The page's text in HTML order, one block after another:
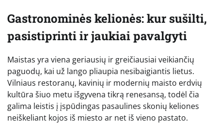
Gastronominės kelionės: kur sušilti,
pasistiprinti ir jaukiai pavalgyti
Maistas yra viena geriausių ir greičiausiai veikiančių
paguodų, kai už lango pliaupia nesibaigiantis lietus.
Vilniaus restoranų, kavinių ir modernių maisto erdvių
kultūra šiuo metu išgyvena tikrą renesansą, todėl čia
galima leistis į įspūdingas pasaulines skonių keliones
neiškeliant kojos iš miesto ar net iš vieno pastato.